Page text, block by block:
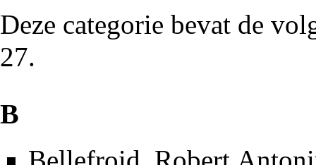
Deze categorie bevat de
27.
B